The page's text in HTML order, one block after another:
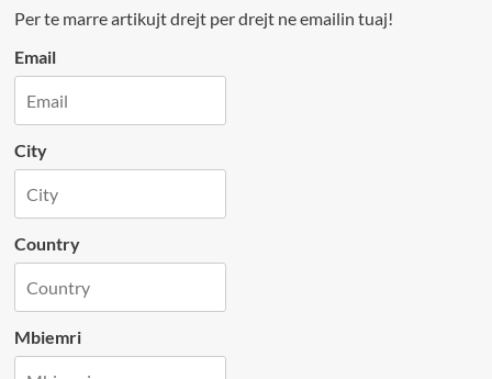
Per te marre artikujt drejt per drejt ne emailin tuaj!
Email
City
Country
Mbiemri